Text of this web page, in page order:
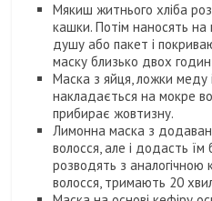
Мякиш житнього хліба
кашки. Потім наносять
душу або пакет і
маску близько двох
Маска з яйця, ложки меду
накладається на мокре
прибирає жовтизну.
Лимонна маска з
волосся, але і додасть їм
розводять з аналогічною
волосся, тримають 20